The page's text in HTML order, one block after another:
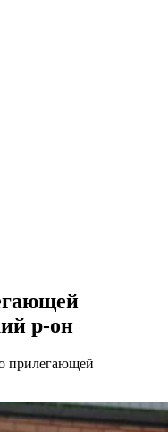
р-он
прилегающей